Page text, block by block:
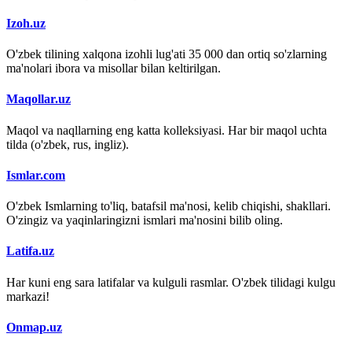
Izoh.uz
O'zbek tilining xalqona izohli lug'ati 35 000 dan ortiq so'zlarning
ma'nolari ibora va misollar bilan keltirilgan.
Maqollar.uz
Maqol va naqllarning eng katta kolleksiyasi. Har bir maqol uchta
tilda (o'zbek, rus, ingliz).
Ismlar.com
O'zbek Ismlarning to'liq, batafsil ma'nosi, kelib chiqishi, shakllari.
O'zingiz va yaqinlaringizni ismlari ma'nosini bilib oling.
Latifa.uz
Har kuni eng sara latifalar va kulguli rasmlar. O'zbek tilidagi kulgu
markazi!
Onmap.uz